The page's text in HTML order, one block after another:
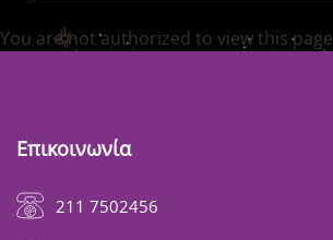
You are not authorized to view this page
Επικοινωνία
211 7502456